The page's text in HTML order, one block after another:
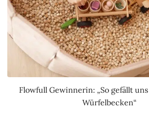
Flowfull Gewinnerin: „So gefällt
Würfelbecken“